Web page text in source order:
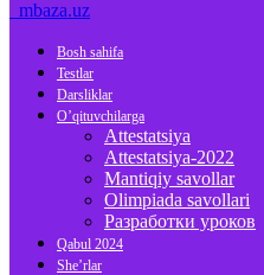
mbaza.uz
Bosh sahifa
Testlar
Darsliklar
O’qituvchilarga
Attestatsiya
Attestatsiya-2022
Mantiqiy savollar
Olimpiada savollari
Разработки уроков
Qabul 2024
She’rlar